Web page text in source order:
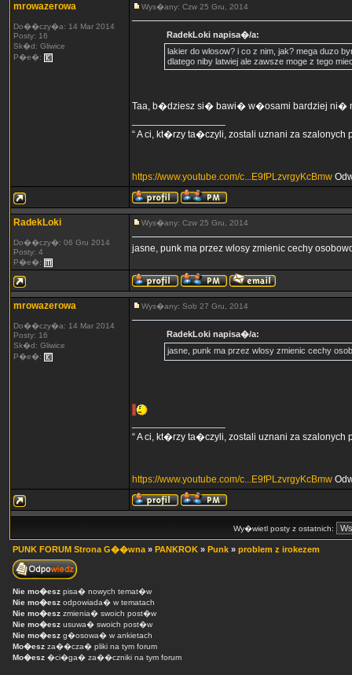
mrowazerowa
Do��czy�a: 14 Mar 2014
Posty: 16
Sk�d: Gliwice
P�e�:
Wys�any: Czw 25 Gru, 2014
RadekLoki napisa�/a:
lakier do wlosow? i co z nim, jak? mega duzo
dlatego niby latwiej ale zawsze moge z tego
Taa, b�dziesz si� bawi� w�osami bardziej ni�
“ A ci, kt�rzy ta�czyli, zostali uznani za
https://www.youtube.com/c...E9fPLzvrgyKcBmw
RadekLoki
Do��czy�: 06 Gru 2014
Posty: 4
P�e�:
Wys�any: Czw 25 Gru, 2014
jasne, punk ma przez wlosy zmienic cechy
mrowazerowa
Do��czy�a: 14 Mar 2014
Posty: 16
Sk�d: Gliwice
P�e�:
Wys�any: Sob 27 Gru, 2014
RadekLoki napisa�/a:
jasne, punk ma przez wlosy zmienic cechy
“ A ci, kt�rzy ta�czyli, zostali uznani za
https://www.youtube.com/c...E9fPLzvrgyKcBmw
Wy�wietl posty z ostatnich:
PUNK FORUM Strona G��wna » PANKROK » Punk » problem z irokezem
Nie mo�esz pisa� nowych temat�w
Nie mo�esz odpowiada� w tematach
Nie mo�esz zmienia� swoich post�w
Nie mo�esz usuwa� swoich post�w
Nie mo�esz g�osowa� w ankietach
Mo�esz za��cza� pliki na tym forum
Mo�esz �ci�ga� za��czniki na tym forum